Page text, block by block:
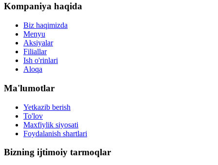
Kompaniya haqida
Biz haqimizda
Menyu
Aksiyalar
Filiallar
Ish o'rinlari
Aloqa
Ma'lumotlar
Yetkazib berish
To'lov
Maxfiylik siyosati
Foydalanish shartlari
Bizning ijtimoiy tarmoqlar